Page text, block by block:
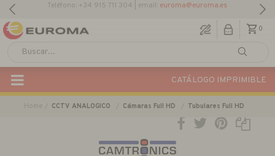
0
CATÁLOGO IMPRIMIBLE
Home CCTV ANALOGICO Cámaras Full HD Tubulares Full HD